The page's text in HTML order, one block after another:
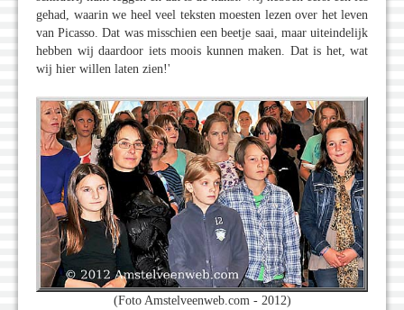
gehad, waarin we heel veel teksten moesten lezen over het leven
van Picasso. Dat was misschien een beetje saai, maar uiteindelijk
hebben wij daardoor iets moois kunnen maken. Dat is het, wat
wij hier willen laten zien!'
(Foto Amstelveenweb.com - 2012)